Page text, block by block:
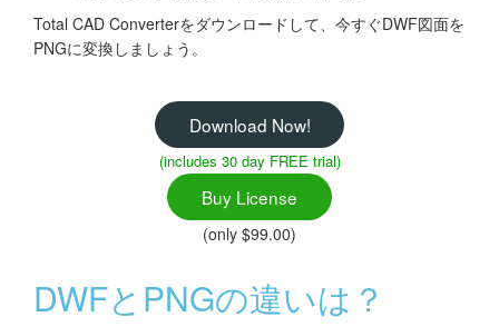
Total CAD Converterをダウンロードして、今すぐDWF図面を
PNGに変換しましょう。
Download Now!
(includes 30 day FREE trial)
Buy License
(only $99.00)
DWFとPNGの違いは？